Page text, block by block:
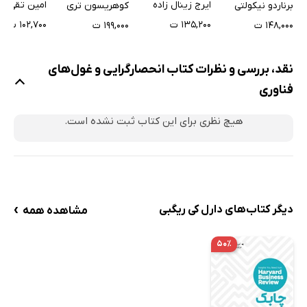
برناردو نیکولتی
۱۴۸,۰۰۰ ت
ایرج زینال زاده
۱۳۵,۲۰۰ ت
کوهریسون تری
۱۹۹,۰۰۰ ت
و فعالیت
امین تقی
۱۰۲,۷۰۰ ت
نقد، بررسی و نظرات کتاب انحصارگرایی و غول‌های
فناوری
هیچ نظری برای این کتاب ثبت نشده است.
دیگر کتاب‌های دارل کی ریگبی مشاهده همه ›
۵۰٪